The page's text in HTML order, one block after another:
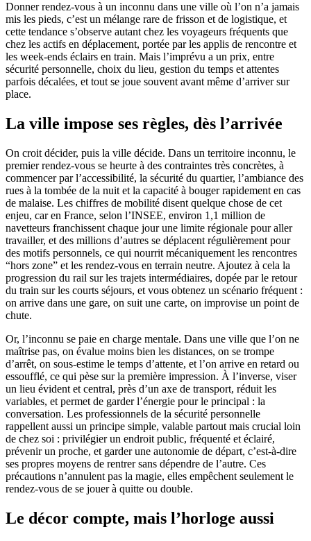
Donner rendez-vous à un inconnu dans une ville où l’on n’a jamais
mis les pieds, c’est un mélange rare de frisson et de logistique, et
cette tendance s’observe autant chez les voyageurs fréquents que
chez les actifs en déplacement, portée par les applis de rencontre et
les week-ends éclairs en train. Mais l’imprévu a un prix, entre
sécurité personnelle, choix du lieu, gestion du temps et attentes
parfois décalées, et tout se joue souvent avant même d’arriver sur
place.
La ville impose ses règles, dès l’arrivée
On croit décider, puis la ville décide. Dans un territoire inconnu, le
premier rendez-vous se heurte à des contraintes très concrètes, à
commencer par l’accessibilité, la sécurité du quartier, l’ambiance des
rues à la tombée de la nuit et la capacité à bouger rapidement en cas
de malaise. Les chiffres de mobilité disent quelque chose de cet
enjeu, car en France, selon l’INSEE, environ 1,1 million de
navetteurs franchissent chaque jour une limite régionale pour aller
travailler, et des millions d’autres se déplacent régulièrement pour
des motifs personnels, ce qui nourrit mécaniquement les rencontres
“hors zone” et les rendez-vous en terrain neutre. Ajoutez à cela la
progression du rail sur les trajets intermédiaires, dopée par le retour
du train sur les courts séjours, et vous obtenez un scénario fréquent :
on arrive dans une gare, on suit une carte, on improvise un point de
chute.
Or, l’inconnu se paie en charge mentale. Dans une ville que l’on ne
maîtrise pas, on évalue moins bien les distances, on se trompe
d’arrêt, on sous-estime le temps d’attente, et l’on arrive en retard ou
essoufflé, ce qui pèse sur la première impression. À l’inverse, viser
un lieu évident et central, près d’un axe de transport, réduit les
variables, et permet de garder l’énergie pour le principal : la
conversation. Les professionnels de la sécurité personnelle
rappellent aussi un principe simple, valable partout mais crucial loin
de chez soi : privilégier un endroit public, fréquenté et éclairé,
prévenir un proche, et garder une autonomie de départ, c’est-à-dire
ses propres moyens de rentrer sans dépendre de l’autre. Ces
précautions n’annulent pas la magie, elles empêchent seulement le
rendez-vous de se jouer à quitte ou double.
Le décor compte, mais l’horloge aussi